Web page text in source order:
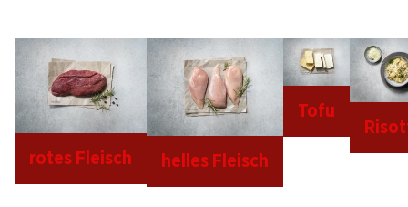
rotes Fleisch helles Fleisch
Tofu